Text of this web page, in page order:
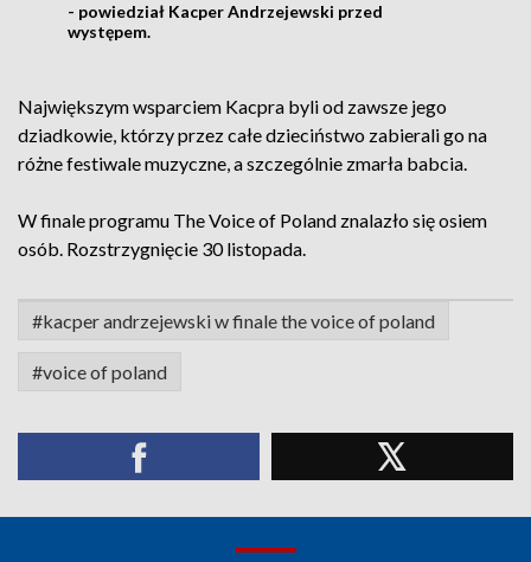
- powiedział Kacper Andrzejewski przed
występem.
Największym wsparciem Kacpra byli od zawsze jego
dziadkowie, którzy przez całe dzieciństwo zabierali go na
różne festiwale muzyczne, a szczególnie zmarła babcia.
W finale programu The Voice of Poland znalazło się osiem
osób. Rozstrzygnięcie 30 listopada.
#kacper andrzejewski w finale the voice of poland
#voice of poland